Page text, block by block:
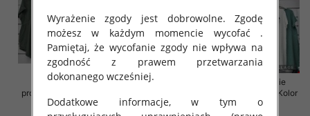
Sukienki damskie (Włoskie
produkt) Roz Standard, Mix Kolor
Paczka 5 szt
Sukienki damskie (Włoskie
produkt) Roz Standard, Mix Kolor
Paczka 5 szt
Wyrażenie zgody jest dobrowolne. Zgodę
możesz w każdym momencie wycofać .
Pamiętaj, że wycofanie zgody nie wpływa na
zgodność z prawem przetwarzania
dokonanego wcześniej.
Dodatkowe informacje, w tym o